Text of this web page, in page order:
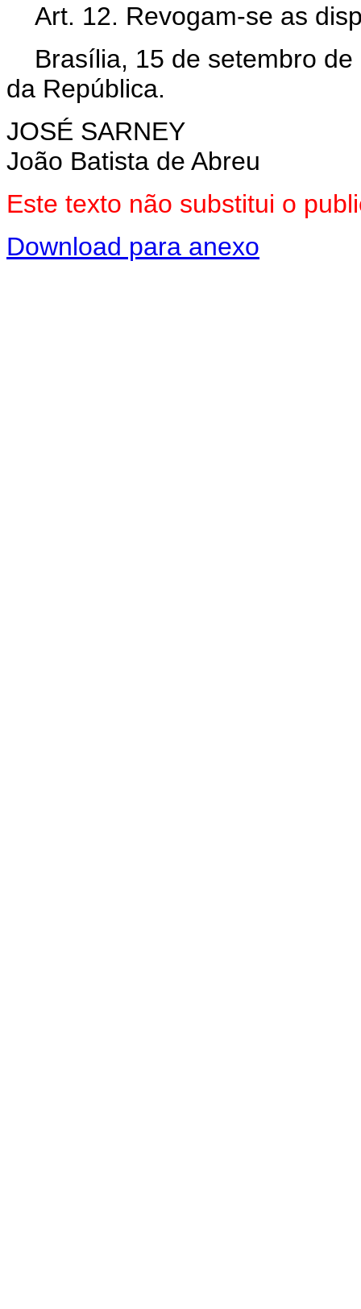
Art. 12. Revogam-se as
Brasília, 15 de setembro
da República.
JOSÉ SARNEY
João Batista de Abreu
Este texto não substitui o
Download para anexo